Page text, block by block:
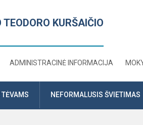
KURŠAIČIO
ADMINISTRACINĖ INFORMACIJA
NEFORMALUSIS ŠVIETIMAS